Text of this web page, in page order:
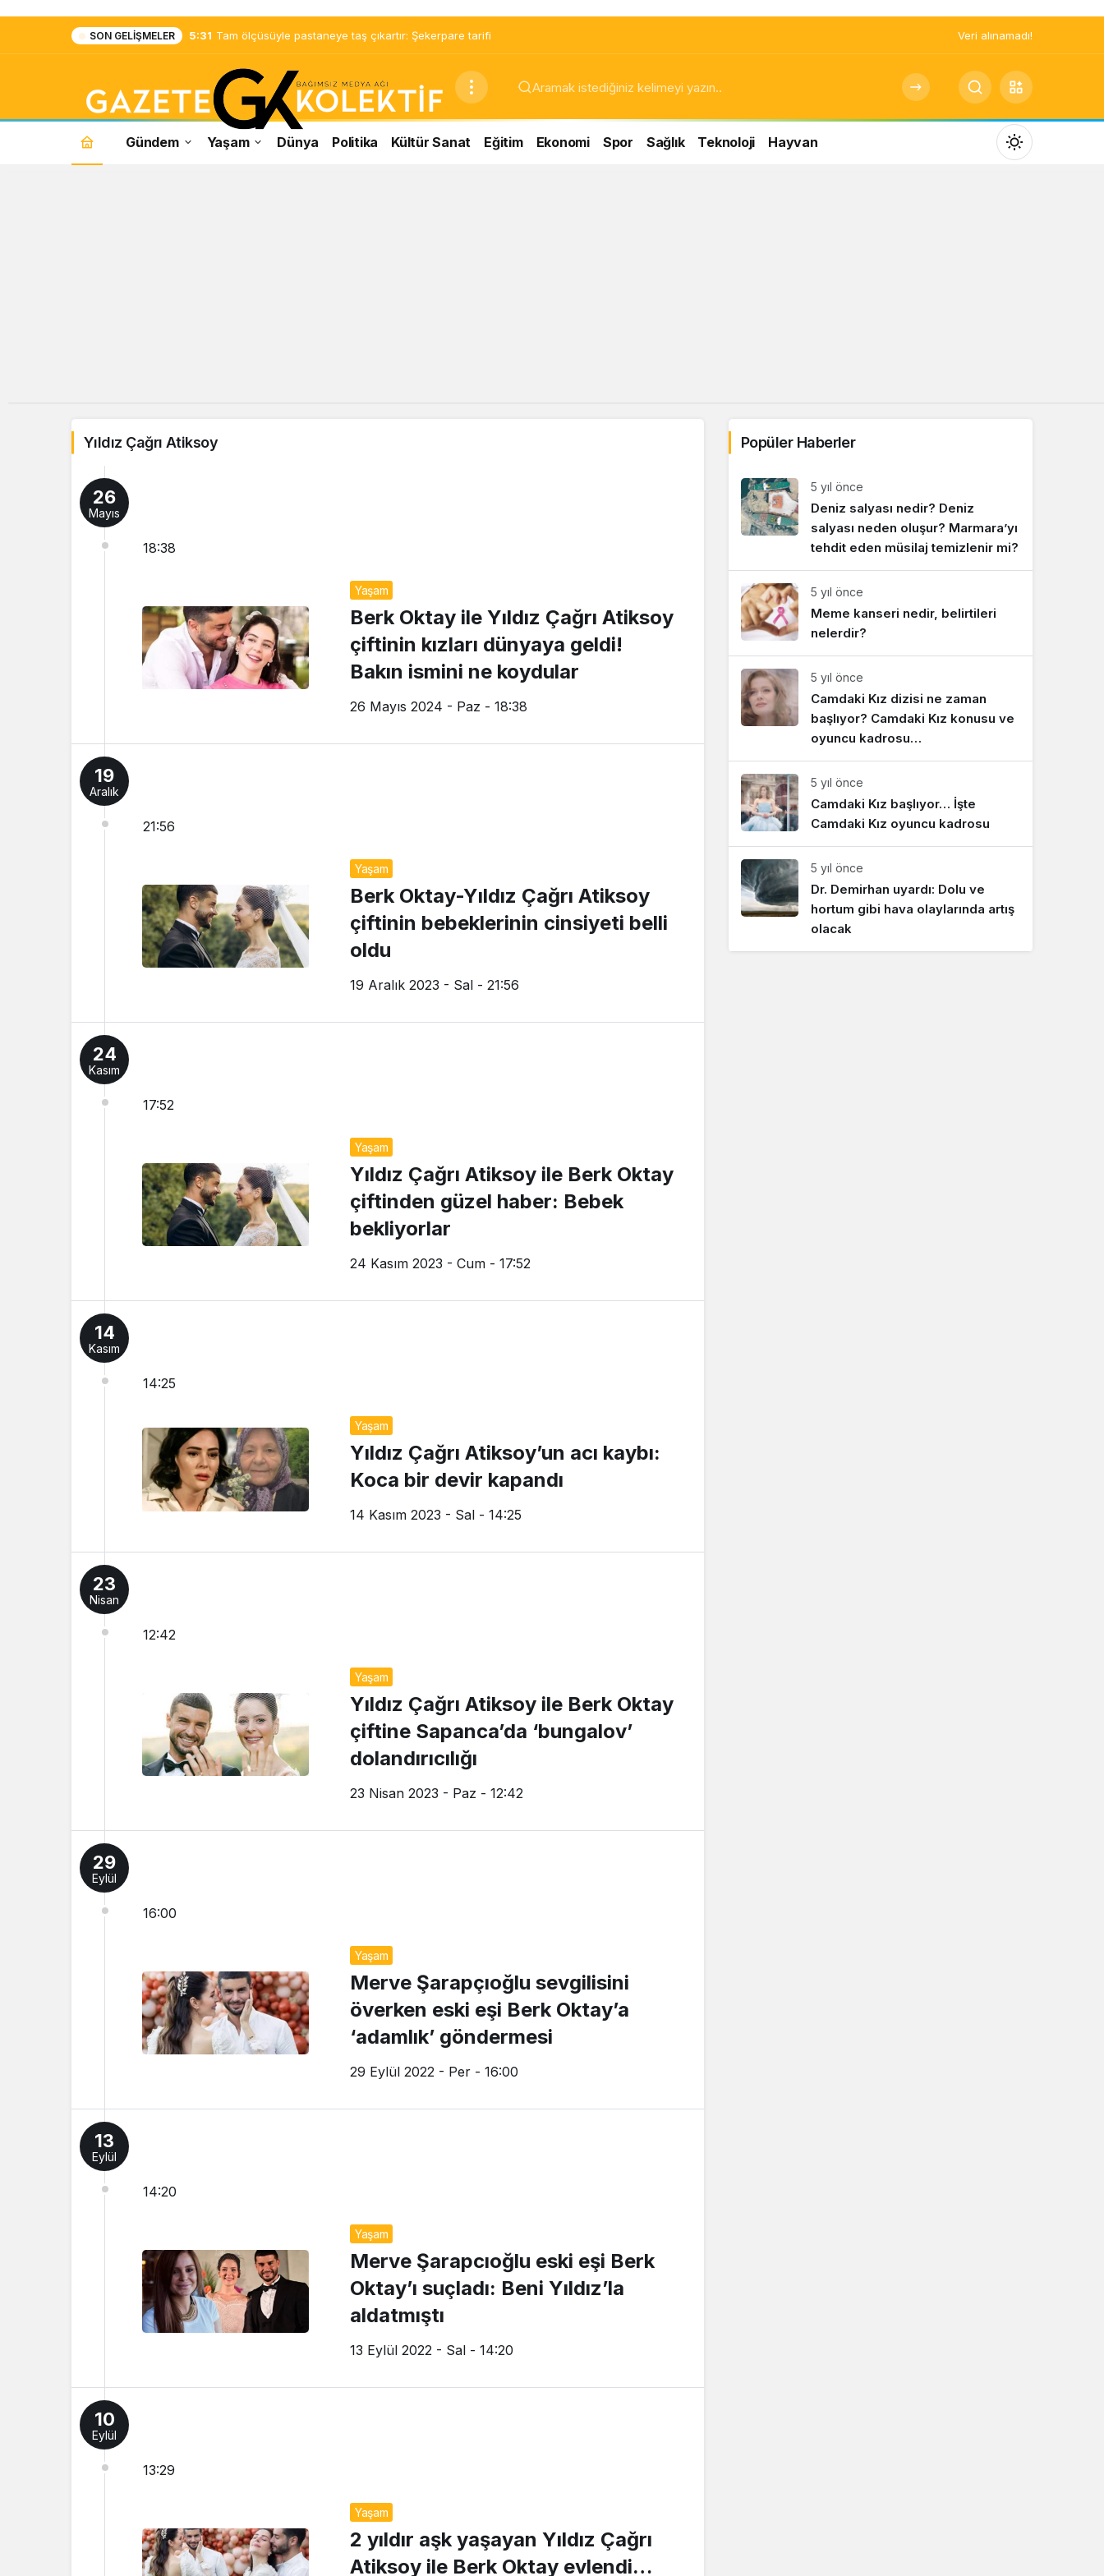
SON GELIŞMELER 5:31 Tam ölçüsüyle pastaneye taş çıkartır: Şekerpare tarifi Veri alınamadı!
Yıldız
Gündem Yaşam Dünya Politika Kültür Sanat Eğitim Ekonomi Spor Sağlık Teknoloji Hayvan
Mod
değiştir
Yıldız Çağrı Atiksoy
26
Mayıs
18:38
Yaşam
Berk Oktay ile Yıldız Çağrı Atiksoy
çiftinin kızları dünyaya geldi!
Bakın ismini ne koydular
26 Mayıs 2024 - Paz - 18:38
19
Aralık
21:56
Yaşam
Berk Oktay-Yıldız Çağrı Atiksoy
çiftinin bebeklerinin cinsiyeti belli
oldu
19 Aralık 2023 - Sal - 21:56
24
Kasım
17:52
Yaşam
Yıldız Çağrı Atiksoy ile Berk Oktay
çiftinden güzel haber: Bebek
bekliyorlar
24 Kasım 2023 - Cum - 17:52
14
Kasım
14:25
Yaşam
Yıldız Çağrı Atiksoy’un acı kaybı:
Koca bir devir kapandı
14 Kasım 2023 - Sal - 14:25
23
Nisan
12:42
Yaşam
Yıldız Çağrı Atiksoy ile Berk Oktay
çiftine Sapanca’da ‘bungalov’
dolandırıcılığı
23 Nisan 2023 - Paz - 12:42
29
Eylül
16:00
Yaşam
Merve Şarapçıoğlu sevgilisini
överken eski eşi Berk Oktay’a
‘adamlık’ göndermesi
29 Eylül 2022 - Per - 16:00
13
Eylül
14:20
Yaşam
Merve Şarapcıoğlu eski eşi Berk
Oktay’ı suçladı: Beni Yıldız’la
aldatmıştı
13 Eylül 2022 - Sal - 14:20
10
Eylül
13:29
Yaşam
2 yıldır aşk yaşayan Yıldız Çağrı
Atiksoy ile Berk Oktay evlendi…
Popüler Haberler
5 yıl önce
Deniz salyası nedir? Deniz
salyası neden oluşur? Marmara’yı
tehdit eden müsilaj temizlenir mi?
5 yıl önce
Meme kanseri nedir, belirtileri
nelerdir?
5 yıl önce
Camdaki Kız dizisi ne zaman
başlıyor? Camdaki Kız konusu ve
oyuncu kadrosu…
5 yıl önce
Camdaki Kız başlıyor… İşte
Camdaki Kız oyuncu kadrosu
5 yıl önce
Dr. Demirhan uyardı: Dolu ve
hortum gibi hava olaylarında artış
olacak